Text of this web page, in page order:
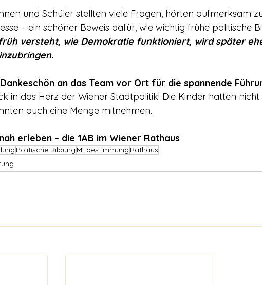
und Schüler stellten viele Fragen, hörten aufmerksam
– ein schöner Beweis dafür, wie wichtig frühe politische
versteht, wie Demokratie funktioniert, wird später
an das Team vor Ort für die spannende
in das Herz der Wiener Stadtpolitik! Die Kinder hatten
auch eine Menge mitnehmen.
erleben – die 1AB im Wiener Rathaus
Politische Bildung Mitbestimmung Rathaus